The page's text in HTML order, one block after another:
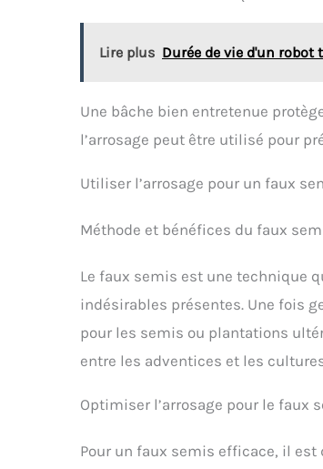
Lire plus Durée de vie d'un robot
Une bâche bien entretenue
l’arrosage peut être utilisé pour
Utiliser l’arrosage pour un faux
Méthode et bénéfices du faux
Le faux semis est une technique
indésirables présentes. Une fois
pour les semis ou plantations
entre les adventices et les
Optimiser l’arrosage pour le faux
Pour un faux semis efficace, il est